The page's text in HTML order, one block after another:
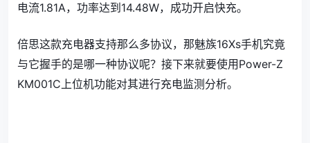
电流1.81A，功率达到14.48W，成功开启快充。
倍思这款充电器支持那么多协议，那魅族16Xs手机究竟
与它握手的是哪一种协议呢？接下来就要使用Power-Z
KM001C上位机功能对其进行充电监测分析。